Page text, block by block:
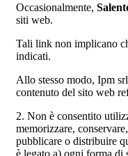
Occasionalmente,
siti web.
Tali link non implicano
indicati.
Allo stesso modo, Ipm
contenuto del sito web
2. Non è consentito
memorizzare,
pubblicare o distribuire
è legato a) ogni forma di